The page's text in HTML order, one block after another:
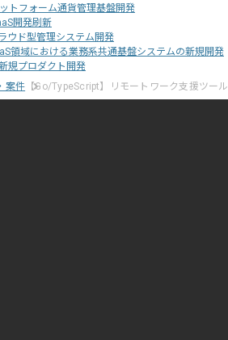
トフォーム通貨管理基盤開発
開発刷新
ウド型管理システム開発
領域における業務系共通基盤システムの新規開発
規プロダクト開発
案件 【Go/TypeScript】リモートワーク支援ツー